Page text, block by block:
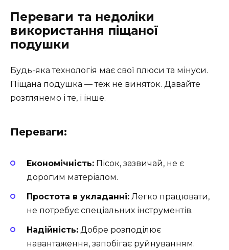
Переваги та недоліки
використання піщаної
подушки
Будь-яка технологія має свої плюси та мінуси.
Піщана подушка — теж не виняток. Давайте
розглянемо і те, і інше.
Переваги:
Економічність: Пісок, зазвичай, не є
дорогим матеріалом.
Простота в укладанні: Легко працювати,
не потребує спеціальних інструментів.
Надійність: Добре розподілює
навантаження, запобігає руйнуванням.